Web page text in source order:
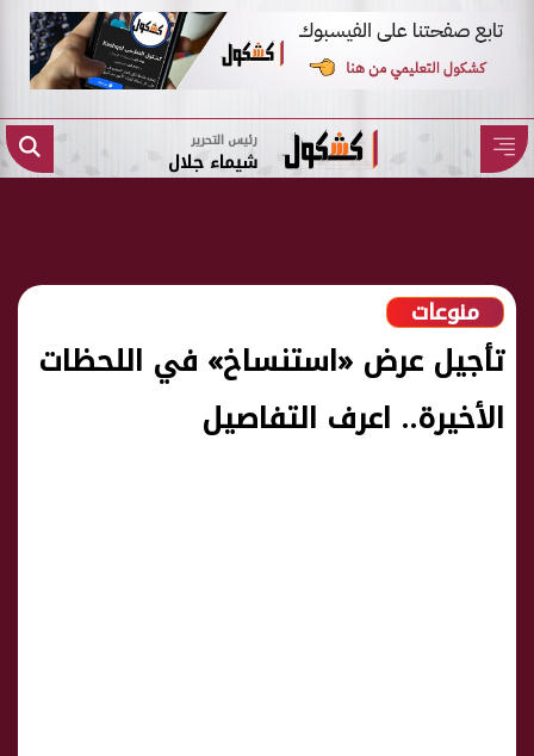
رئيس التحرير
شيماء جلال
منوعات
تأجيل عرض «استنساخ» في اللحظات
الأخيرة.. اعرف التفاصيل